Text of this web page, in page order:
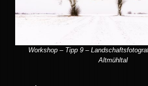
Workshop – Tipp 9 –
Altmühltal